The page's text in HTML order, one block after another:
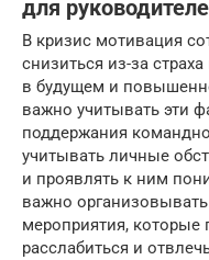
для
В кризис мотивация
снизиться из-за
в будущем и
важно учитывать эти
поддержания
учитывать личные
и проявлять к ним
важно
мероприятия, которые
расслабиться и